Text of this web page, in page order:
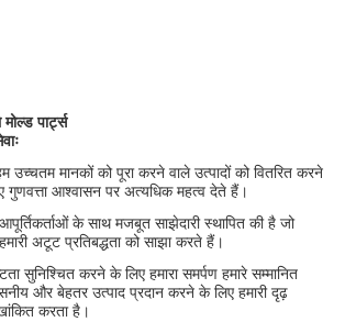
पार्ट्स
उच्चतम मानकों को पूरा करने वाले उत्पादों को वितरित करने
गुणवत्ता आश्वासन पर अत्यधिक महत्व देते हैं।
के साथ मजबूत साझेदारी स्थापित की है जो
अटूट प्रतिबद्धता को साझा करते हैं।
सुनिश्चित करने के लिए हमारा समर्पण हमारे सम्मानित
और बेहतर उत्पाद प्रदान करने के लिए हमारी दृढ़
करता है।